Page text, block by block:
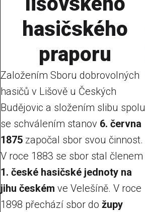
hasičského
praporu
Založením Sboru dobrovolných
hasičů v Lišově u Českých
Budějovic a složením slibu spolu
se schválením stanov 6. června
1875 započal sbor svou činnost.
V roce 1883 se sbor stal členem
1. české hasičské jednoty na
jihu českém ve Velešíně. V roce
1898 přechází sbor do župy